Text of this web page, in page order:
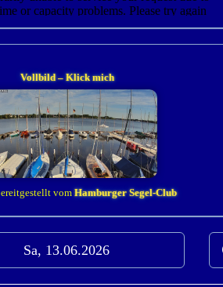
Vollbild – Klick mich
vom Hamburger Segel-Club
Sa, 13.06.2026